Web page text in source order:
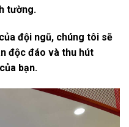
tường.
đội ngũ, chúng tôi sẽ
độc đáo và thu hút
bạn.